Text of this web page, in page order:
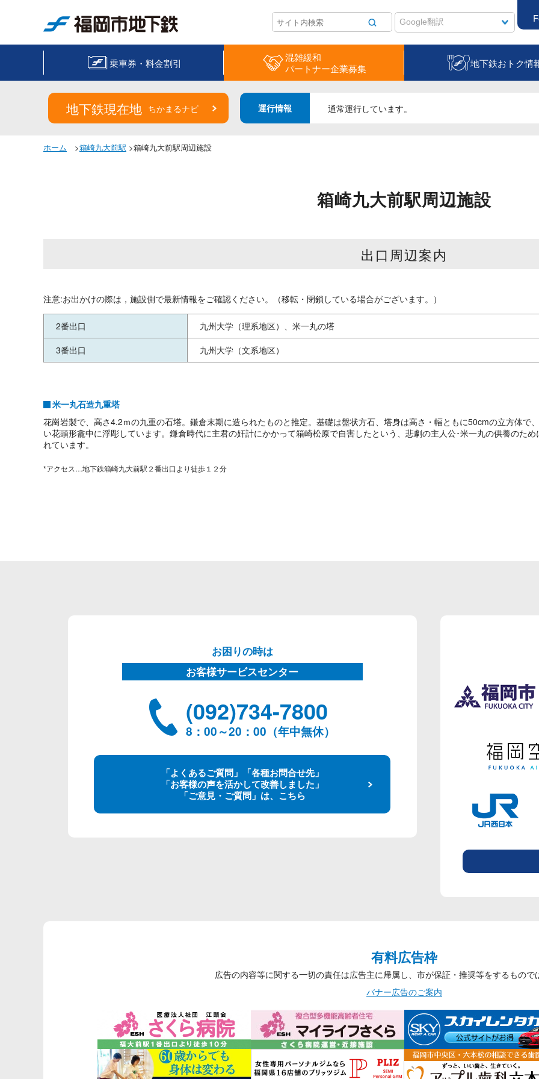
乗車券・料金割引
混雑緩和
パートナー企業募集
地下鉄おトク情
地下鉄現在地 ちかまるナビ 運行情報 通常運行しています。
ホーム >箱崎九大前駅 >箱崎九大前駅周辺施設
箱崎九大前駅周辺施設
出口周辺案内
注意:お出かけの際は，施設側で最新情報をご確認ください。（移転・閉鎖している場合がございます。）
2番出口
九州大学（理系地区）、米一丸の塔
3番出口
九州大学（文系地区）
米一丸石造九重塔
花崗岩製で、高さ4.2ｍの九重の石塔。鎌倉末期に造られたものと推定。基礎は盤状方石、塔身は高さ・幅ともに50cmの立方体で
い花頭形龕中に浮彫しています。鎌倉時代に主君の奸計にかかって箱崎松原で自害したという、悲劇の主人公･米一丸の供養のた
れています。
*アクセス…地下鉄箱崎九大前駅２番出口より徒歩１２分
お困りの時は
お客様サービスセンター
(092)734-7800
8：00～20：00（年中無休）
「よくあるご質問」「各種お問合せ先」
「お客様の声を活かして改善しました」
「ご意見・ご質問」は、こちら
有料広告枠
広告の内容等に関する一切の責任は広告主に帰属し、市が保証・推奨等をするもので
バナー広告のご案内